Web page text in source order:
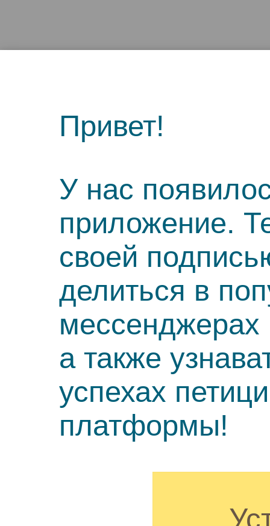
Привет!
У нас
приложение.
своей
делиться в
мессенджерах
а также
успехах
платформы!